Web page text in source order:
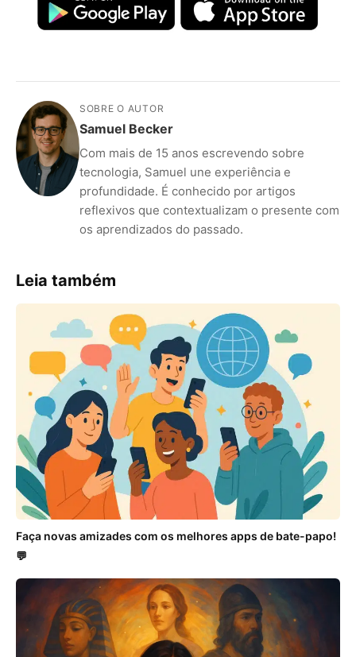
SOBRE O AUTOR
Samuel Becker
Com mais de 15 anos escrevendo sobre
tecnologia, Samuel une experiência e
profundidade. É conhecido por artigos
reflexivos que contextualizam o presente com
os aprendizados do passado.
Leia também
Faça novas amizades com os melhores apps de bate-papo!
💬